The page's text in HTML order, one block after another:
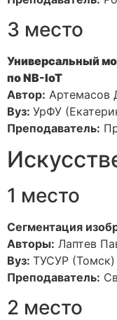
3 место
Универсальный
по NB-IoT
Автор: Артемасов
Вуз: УрФУ
Преподаватель:
1 место
Сегментация
Авторы: Лаптев
Вуз: ТУСУР (Томск)
Преподаватель:
2 место